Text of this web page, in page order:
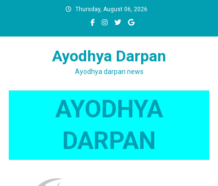
Thursday, August 06, 2026
Ayodhya Darpan
Ayodhya darpan news
AYODHYA
DARPAN